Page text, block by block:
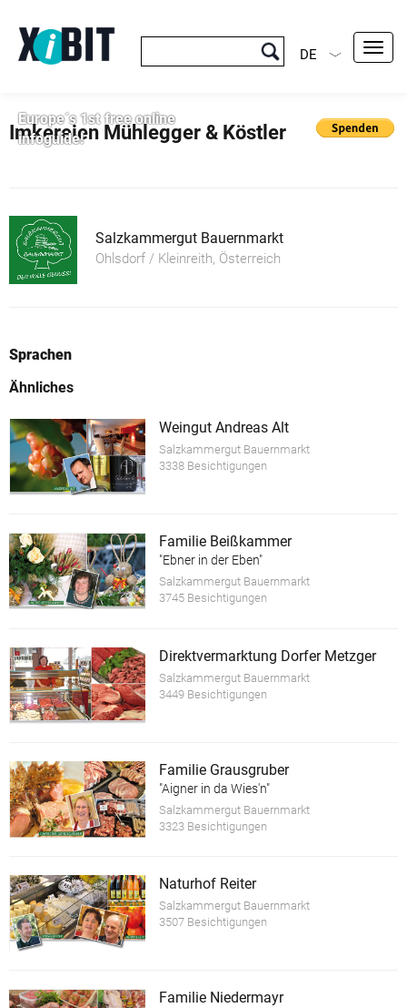
Europe´s 1st free online
infoguide!
DE
Imkereien Mühlegger & Köstler
Salzkammergut Bauernmarkt
Ohlsdorf / Kleinreith, Österreich
Sprachen
Ähnliches
Weingut Andreas Alt
Salzkammergut Bauernmarkt
3338 Besichtigungen
Familie Beißkammer
"Ebner in der Eben"
Salzkammergut Bauernmarkt
3745 Besichtigungen
Direktvermarktung Dorfer Metzger
Salzkammergut Bauernmarkt
3449 Besichtigungen
Familie Grausgruber
"Aigner in da Wies'n"
Salzkammergut Bauernmarkt
3323 Besichtigungen
Naturhof Reiter
Salzkammergut Bauernmarkt
3507 Besichtigungen
Familie Niedermayr